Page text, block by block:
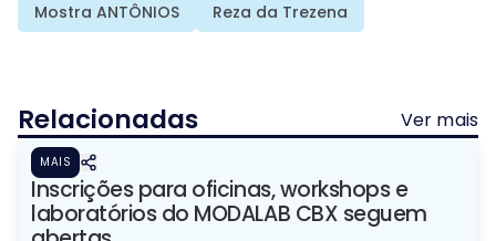
Mostra ANTÔNIOS Reza da Trezena
Relacionadas Ver mais
MAIS
Inscrições para oficinas, workshops e
laboratórios do MODALAB CBX seguem